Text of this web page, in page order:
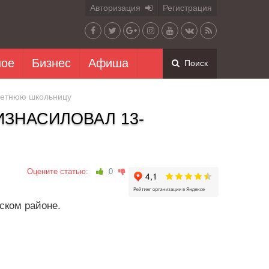
Авторизация Регистрация
Бизнес Афиша Поиск
школьницу
13-
Оцените статью: 0
районе.